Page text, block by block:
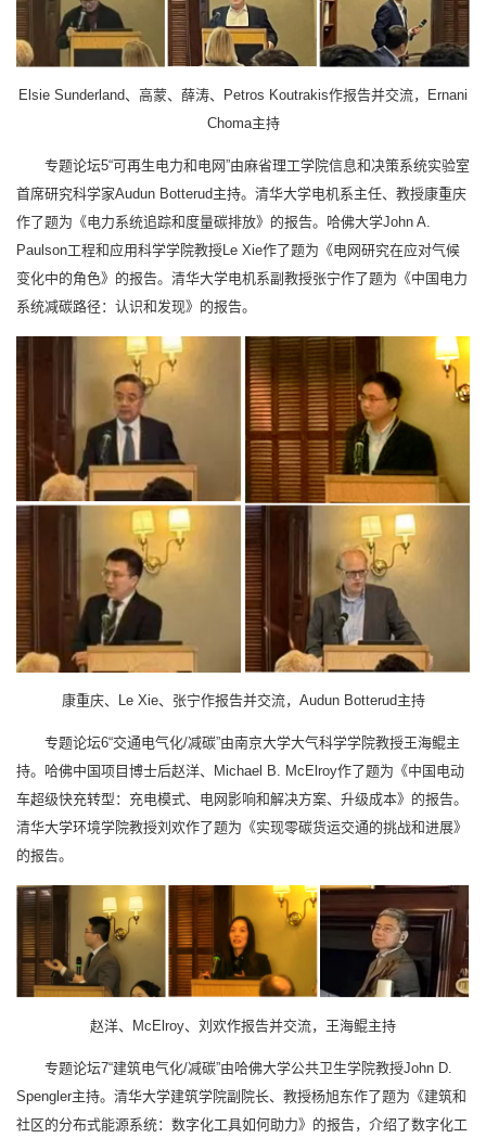
Elsie Sunderland、高蒙、薛涛、Petros Koutrakis作报告并交流，Ernani
Choma主持
专题论坛5“可再生电力和电网”由麻省理工学院信息和决策系统实验室
首席研究科学家Audun Botterud主持。清华大学电机系主任、教授康重庆
作了题为《电力系统追踪和度量碳排放》的报告。哈佛大学John A.
Paulson工程和应用科学学院教授Le Xie作了题为《电网研究在应对气候
变化中的角色》的报告。清华大学电机系副教授张宁作了题为《中国电力
系统减碳路径：认识和发现》的报告。
康重庆、Le Xie、张宁作报告并交流，Audun Botterud主持
专题论坛6“交通电气化/减碳”由南京大学大气科学学院教授王海鲲主
持。哈佛中国项目博士后赵洋、Michael B. McElroy作了题为《中国电动
车超级快充转型：充电模式、电网影响和解决方案、升级成本》的报告。
清华大学环境学院教授刘欢作了题为《实现零碳货运交通的挑战和进展》
的报告。
赵洋、McElroy、刘欢作报告并交流，王海鲲主持
专题论坛7“建筑电气化/减碳”由哈佛大学公共卫生学院教授John D.
Spengler主持。清华大学建筑学院副院长、教授杨旭东作了题为《建筑和
社区的分布式能源系统：数字化工具如何助力》的报告，介绍了数字化工